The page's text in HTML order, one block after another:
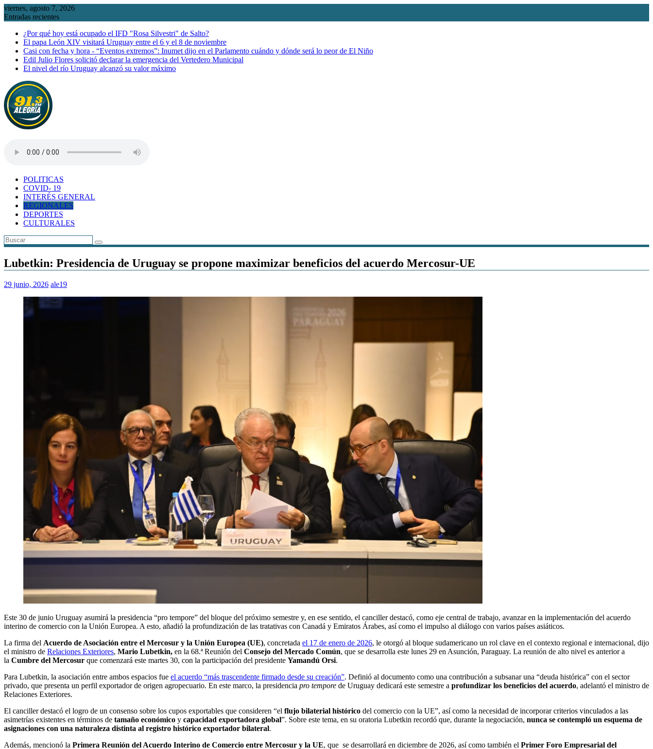
Saltar
al
viernes, agosto 7, 2026
Entradas recientes
¿Por qué hoy está ocupado el IFD "Rosa Silvestri" de Salto?
El papa León XIV visitará Uruguay entre el 6 y el 8 de noviembre
Casi con fecha y hora - “Eventos extremos”: Inumet dijo en el Parlamento cuándo y dónde será lo peor de El Niño
Edil Julio Flores solicitó declarar la emergencia del Vertedero Municipal
El nivel del río Uruguay alcanzó su valor máximo
POLITICAS
COVID- 19
INTERÉS GENERAL
REGIONALES
DEPORTES
CULTURALES
Lubetkin: Presidencia de Uruguay se propone maximizar beneficios del acuerdo Mercosur-UE
29 junio, 2026 ale19
Este 30 de junio Uruguay asumirá la presidencia “pro tempore” del bloque del próximo semestre y, en ese sentido, el canciller destacó, como eje central de trabajo, avanzar en la implementación del acuerdo
interino de comercio con la Unión Europea. A esto, añadió la profundización de las tratativas con Canadá y Emiratos Árabes, así como el impulso al diálogo con varios países asiáticos.
La firma del Acuerdo de Asociación entre el Mercosur y la Unión Europea (UE), concretada el 17 de enero de 2026, le otorgó al bloque sudamericano un rol clave en el contexto regional e internacional, dijo
el ministro de Relaciones Exteriores, Mario Lubetkin, en la 68.ª Reunión del Consejo del Mercado Común, que se desarrolla este lunes 29 en Asunción, Paraguay. La reunión de alto nivel es anterior a
la Cumbre del Mercosur que comenzará este martes 30, con la participación del presidente Yamandú Orsi.
Para Lubetkin, la asociación entre ambos espacios fue el acuerdo “más trascendente firmado desde su creación”. Definió al documento como una contribución a subsanar una “deuda histórica” con el sector
privado, que presenta un perfil exportador de origen agropecuario. En este marco, la presidencia pro tempore de Uruguay dedicará este semestre a profundizar los beneficios del acuerdo, adelantó el ministro de
Relaciones Exteriores.
El canciller destacó el logro de un consenso sobre los cupos exportables que consideren “el flujo bilaterial histórico del comercio con la UE”, así como la necesidad de incorporar criterios vinculados a las
asimetrías existentes en términos de tamaño económico y capacidad exportadora global”. Sobre este tema, en su oratoria Lubetkin recordó que, durante la negociación, nunca se contempló un esquema de
asignaciones con una naturaleza distinta al registro histórico exportador bilateral.
Además, mencionó la Primera Reunión del Acuerdo Interino de Comercio entre Mercosur y la UE, que se desarrollará en diciembre de 2026, así como también el Primer Foro Empresarial del